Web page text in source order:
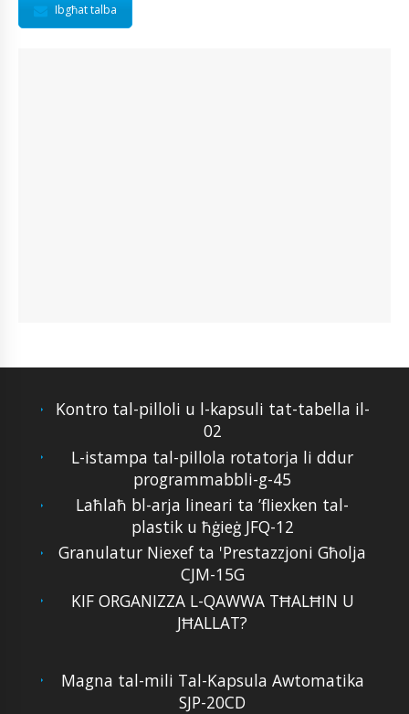
Ibgħat talba
Kontro tal-pilloli u l-kapsuli tat-tabella il-
02
L-istampa tal-pillola rotatorja li ddur
programmabbli-g-45
Laħlaħ bl-arja lineari ta ’fliexken tal-
plastik u ħġieġ JFQ-12
Granulatur Niexef ta 'Prestazzjoni Għolja
CJM-15G
KIF ORGANIZZA L-QAWWA TĦALĦIN U
JĦALLAT?
Magna tal-mili Tal-Kapsula Awtomatika
SJP-20CD